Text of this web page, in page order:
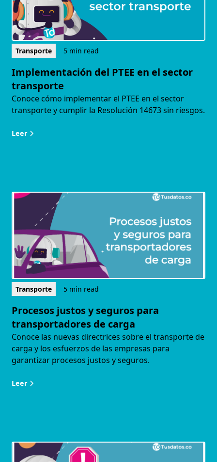
Transporte 5 min read
Implementación del PTEE en el sector
transporte
Conoce cómo implementar el PTEE en el sector
transporte y cumplir la Resolución 14673 sin riesgos.
Leer
Transporte 5 min read
Procesos justos y seguros para
transportadores de carga
Conoce las nuevas directrices sobre el transporte de
carga y los esfuerzos de las empresas para
garantizar procesos justos y seguros.
Leer